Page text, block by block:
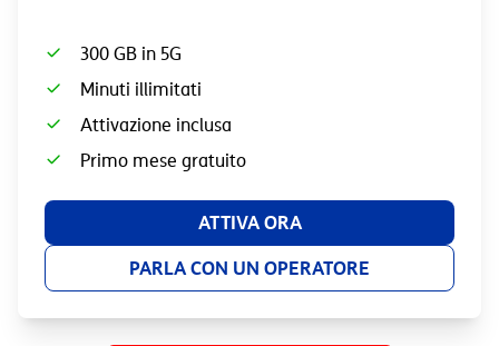
300 GB in 5G
Minuti illimitati
Attivazione inclusa
Primo mese gratuito
ATTIVA ORA
PARLA CON UN OPERATORE